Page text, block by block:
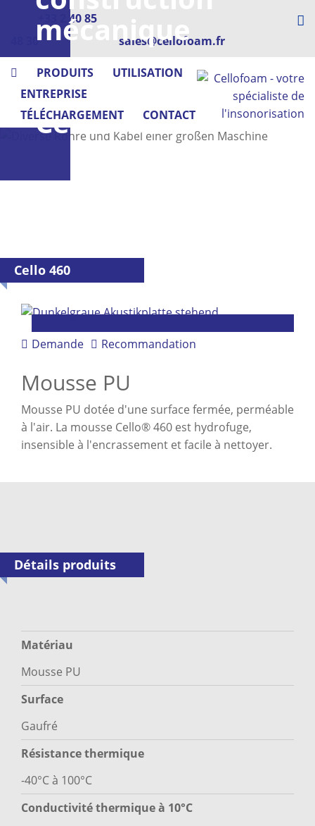
+33 2 40 85
48 30
sales@cellofoam.fr
PRODUITS
UTILISATION
ENTREPRISE
TÉLÉCHARGEMENT
CONTACT
mécanique
-
avec
Cellofoam
Cello 460
Demande Recommandation
Mousse PU
Mousse PU dotée d'une surface fermée, perméable
à l'air. La mousse Cello® 460 est hydrofuge,
insensible à l'encrassement et facile à nettoyer.
Détails produits
Matériau
Mousse PU
Surface
Gaufré
Résistance thermique
-40°C à 100°C
Conductivité thermique à 10°C